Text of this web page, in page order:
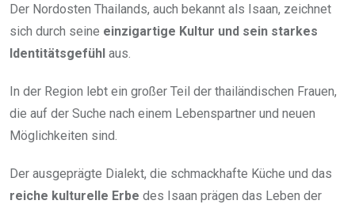
Der Nordosten Thailands, auch bekannt als Isaan, zeichnet
sich durch seine einzigartige Kultur und sein starkes
Identitätsgefühl aus.
In der Region lebt ein großer Teil der thailändischen Frauen,
die auf der Suche nach einem Lebenspartner und neuen
Möglichkeiten sind.
Der ausgeprägte Dialekt, die schmackhafte Küche und das
reiche kulturelle Erbe des Isaan prägen das Leben der